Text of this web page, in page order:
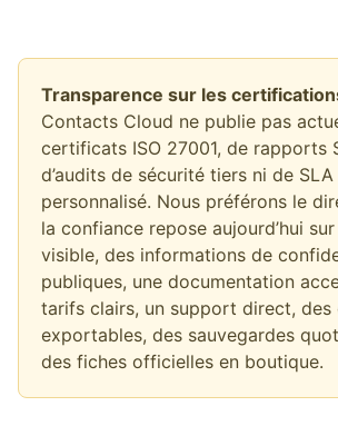
Transparence sur les
Contacts Cloud ne publie pas
certificats ISO 27001, de rapports
d’audits de sécurité tiers ni de
personnalisé. Nous préférons le
la confiance repose aujourd’hui
visible, des informations de
publiques, une documentation
tarifs clairs, un support direct, des
exportables, des sauvegardes
des fiches officielles en boutique.